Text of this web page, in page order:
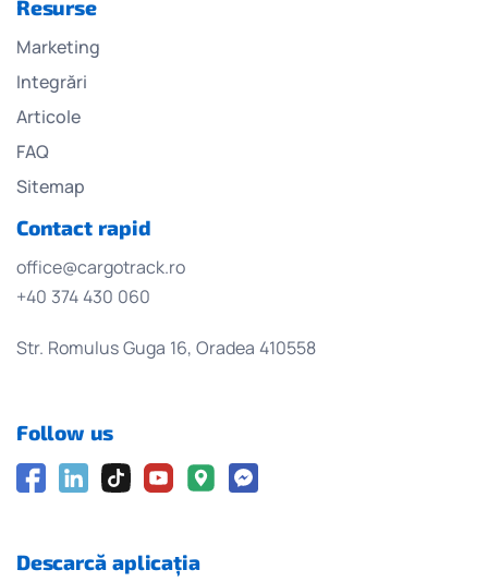
Resurse
Marketing
Integrări
Articole
FAQ
Sitemap
Contact rapid
office@cargotrack.ro
+40 374 430 060
Str. Romulus Guga 16, Oradea 410558
Follow us
Descarcă aplicația